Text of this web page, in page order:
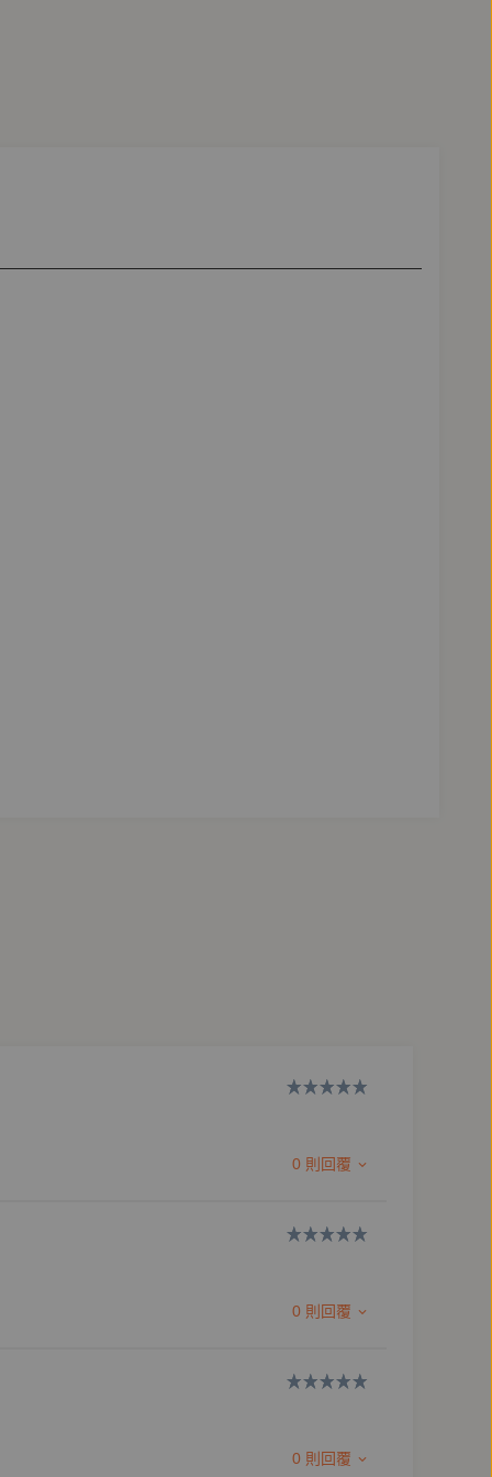
0 則回覆
0 則回覆
0 則回覆